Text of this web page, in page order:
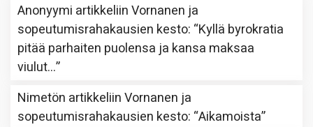
Anonyymi artikkeliinVornanen ja
sopeutumisrahakausien kesto: “Kyllä byrokratia
pitää parhaiten puolensa ja kansa maksaa
viulut…”
Nimetön artikkeliinVornanen ja
sopeutumisrahakausien kesto: “Aikamoista”